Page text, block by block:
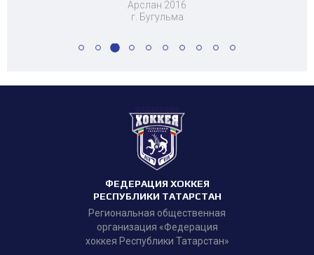
Арслан 2016
г. Бугульма
ФЕДЕРАЦИЯ ХОККЕЯ
РЕСПУБЛИКИ ТАТАРСТАН
Региональная общественная
организация «Федерация
хоккея Республики Татарстан»